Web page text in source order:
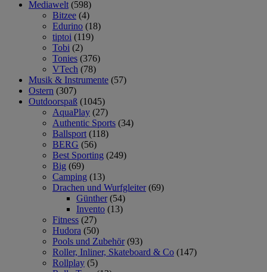
Mediawelt (598)
Bitzee (4)
Edurino (18)
tiptoi (119)
Tobi (2)
Tonies (376)
VTech (78)
Musik & Instrumente (57)
Ostern (307)
Outdoorspaß (1045)
AquaPlay (27)
Authentic Sports (34)
Ballsport (118)
BERG (56)
Best Sporting (249)
Big (69)
Camping (13)
Drachen und Wurfgleiter (69)
Günther (54)
Invento (13)
Fitness (27)
Hudora (50)
Pools und Zubehör (93)
Roller, Inliner, Skateboard & Co (147)
Rollplay (5)